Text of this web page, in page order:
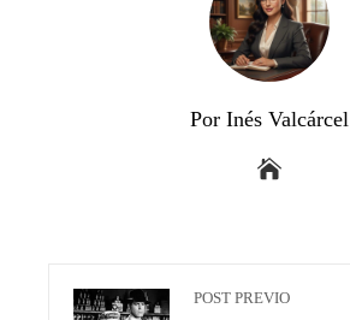
Por Inés Valcárcel
POST PREVIO